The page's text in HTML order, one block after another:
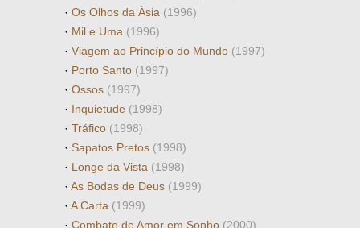
· Os Olhos da Ásia (1996)
· Mil e Uma (1996)
· Viagem ao Princípio do Mundo (1997)
· Porto Santo (1997)
· Ossos (1997)
· Inquietude (1998)
· Tráfico (1998)
· Sapatos Pretos (1998)
· Longe da Vista (1998)
· As Bodas de Deus (1999)
· A Carta (1999)
· Combate de Amor em Sonho (2000)